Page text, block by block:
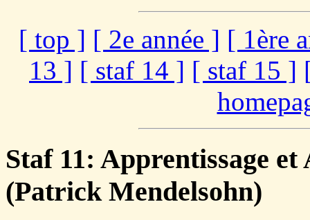
[ top ] [ 2e année ] [ 1ère
13 ] [ staf 14 ] [ staf 15 ]
Staf 11: Apprentissage
(Patrick Mendelsohn)